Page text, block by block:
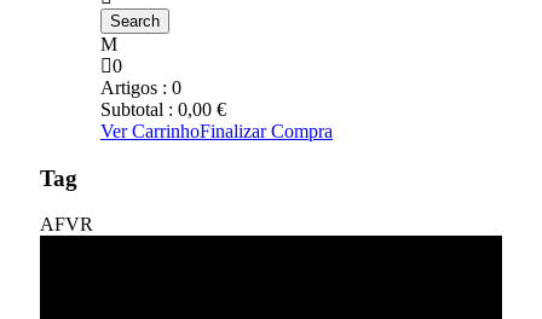
0
Artigos : 0
Subtotal : 0,00 €
Ver CarrinhoFinalizar Compra
Tag
AFVR